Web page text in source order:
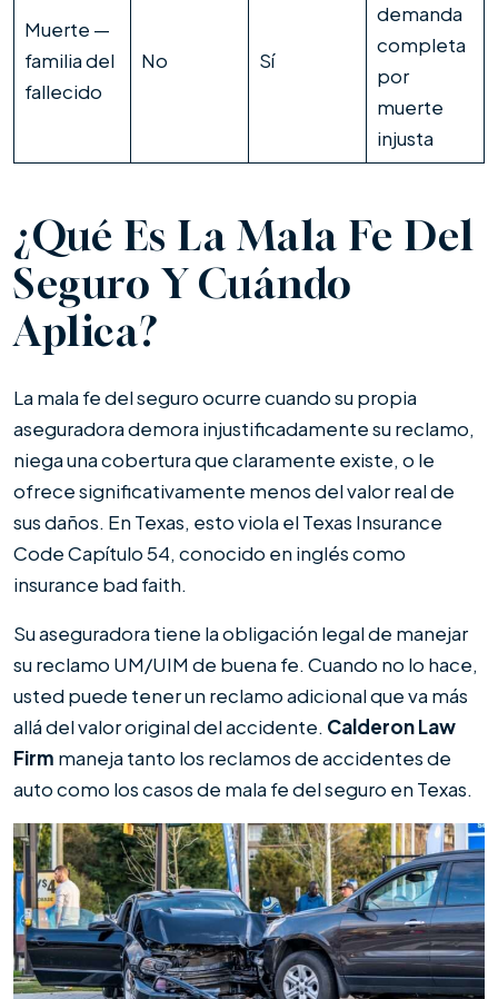
Muerte —
familia del
fallecido
No Sí
demanda
completa
por
muerte
injusta
¿Qué Es La Mala Fe Del
Seguro Y Cuándo
Aplica?
La mala fe del seguro ocurre cuando su propia
aseguradora demora injustificadamente su reclamo,
niega una cobertura que claramente existe, o le
ofrece significativamente menos del valor real de
sus daños. En Texas, esto viola el Texas Insurance
Code Capítulo 54, conocido en inglés como
insurance bad faith.
Su aseguradora tiene la obligación legal de manejar
su reclamo UM/UIM de buena fe. Cuando no lo hace,
usted puede tener un reclamo adicional que va más
allá del valor original del accidente. Calderon Law
Firm maneja tanto los reclamos de accidentes de
auto como los casos de mala fe del seguro en Texas.